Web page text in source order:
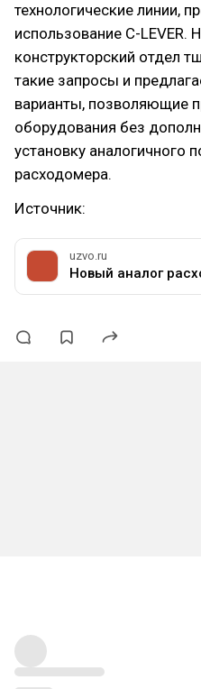
технологические линии,
использование C-LEVER.
конструкторский отдел
такие запросы и
варианты, позволяющие
оборудования без
установку аналогичного
расходомера.
Источник:
uzvo.ru